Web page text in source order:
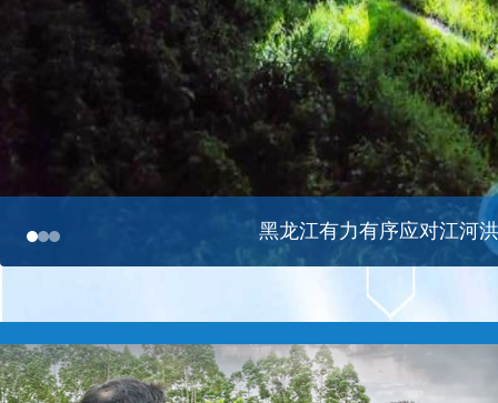
黑龙江有力有序应对江河